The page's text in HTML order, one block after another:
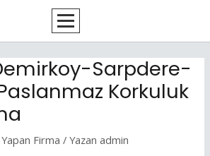
Sarpdere-
Korkuluk
Firma / Yazan admin